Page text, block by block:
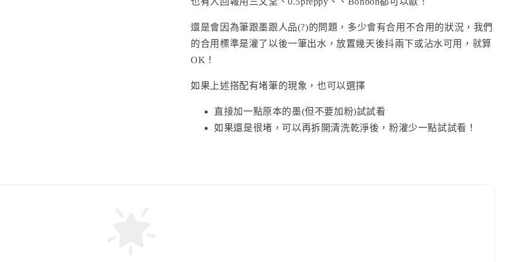
還是會因為筆跟墨跟人品(?)的問題，多少會有合用不合用的狀況，我們
的合用標準是灌了以後一筆出水，放置幾天後抖兩下或沾水可用，就算
OK！
如果上述搭配有堵筆的現象，也可以選擇
直接加一點原本的墨(但不要加粉)試試看
如果還是很堵，可以再拆開清洗乾淨後，粉灌少一點試試看！